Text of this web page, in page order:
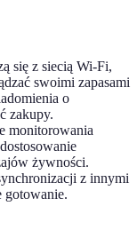
się z siecią Wi-Fi,
swoimi zapasami
o
zakupy.
monitorowania
żywności.
z innymi
gotowanie.